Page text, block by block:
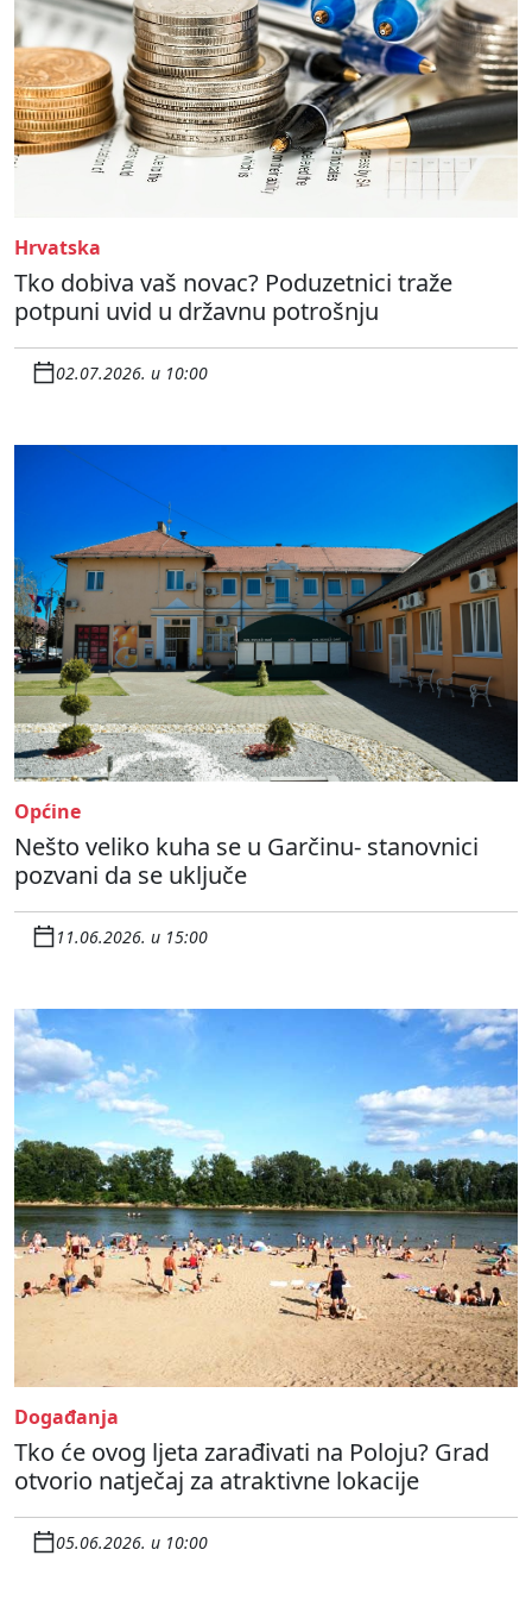
Hrvatska
Tko dobiva vaš novac? Poduzetnici traže
potpuni uvid u državnu potrošnju
02.07.2026. u 10:00
Općine
Nešto veliko kuha se u Garčinu- stanovnici
pozvani da se uključe
11.06.2026. u 15:00
Događanja
Tko će ovog ljeta zarađivati na Poloju? Grad
otvorio natječaj za atraktivne lokacije
05.06.2026. u 10:00